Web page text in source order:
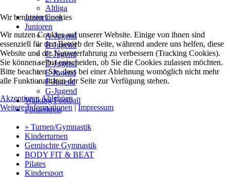
Altliga
Juniorinnen
Junioren
A-Jugend
B-Jugend
C-Jugend
D-Jugend
E-Jugend
F-Jugend
G-Jugend
Walking Football
Förderkreis
» Turnen/Gymnastik
Kinderturnen
Gemischte Gymnastik
BODY FIT & BEAT
Pilates
Kindersport
Wir benutzen Cookies
Wir nutzen Cookies auf unserer Website. Einige von ihnen sind
essenziell für den Betrieb der Seite, während andere uns helfen, diese
Website und die Nutzererfahrung zu verbessern (Tracking Cookies).
Sie können selbst entscheiden, ob Sie die Cookies zulassen möchten.
Bitte beachten Sie, dass bei einer Ablehnung womöglich nicht mehr
alle Funktionalitäten der Seite zur Verfügung stehen.
Akzeptieren Ablehnen
Weitere Informationen | Impressum